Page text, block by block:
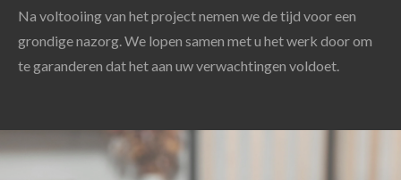
Na voltooiing van het project nemen we de tijd voor een
grondige nazorg. We lopen samen met u het werk door om
te garanderen dat het aan uw verwachtingen voldoet.